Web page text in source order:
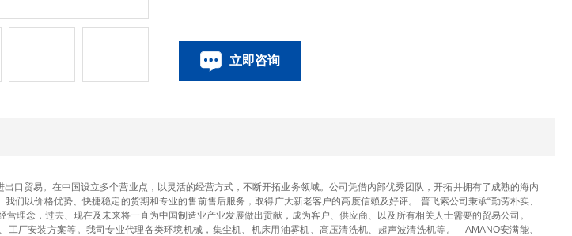
立即咨询
口贸易。在中国设立多个营业点，以灵活的经营方式，不断开拓业务领域。公司凭借内部优秀团队，开拓并拥有了成熟的海内
们以价格优势、快捷稳定的货期和专业的售前售后服务，取得广大新老客户的高度信赖及好评。 普飞索公司秉承“勤劳朴实、
营理念，过去、现在及未来将一直为中国制造业产业发展做出贡献，成为客户、供应商、以及所有相关人士需要的贸易公司。
工厂安装方案等。我司专业代理各类环境机械，集尘机、机床用油雾机、高压清洗机、超声波清洗机等。
AMANO安满能、